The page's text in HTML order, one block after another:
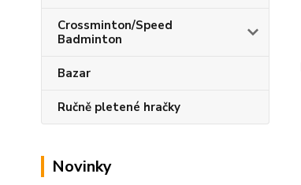
Crossminton/Speed
Badminton
Bazar
Ručně pletené hračky
Novinky